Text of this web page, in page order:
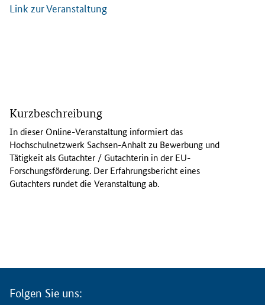
Link zur Veranstaltung
d
i
e
s
e
r
V
e
Kurzbeschreibung
In dieser Online-Veranstaltung informiert das
Hochschulnetzwerk Sachsen-Anhalt zu Bewerbung und
Tätigkeit als Gutachter / Gutachterin in der EU-
Forschungsförderung. Der Erfahrungsbericht eines
Gutachters rundet die Veranstaltung ab.
Folgen Sie uns: